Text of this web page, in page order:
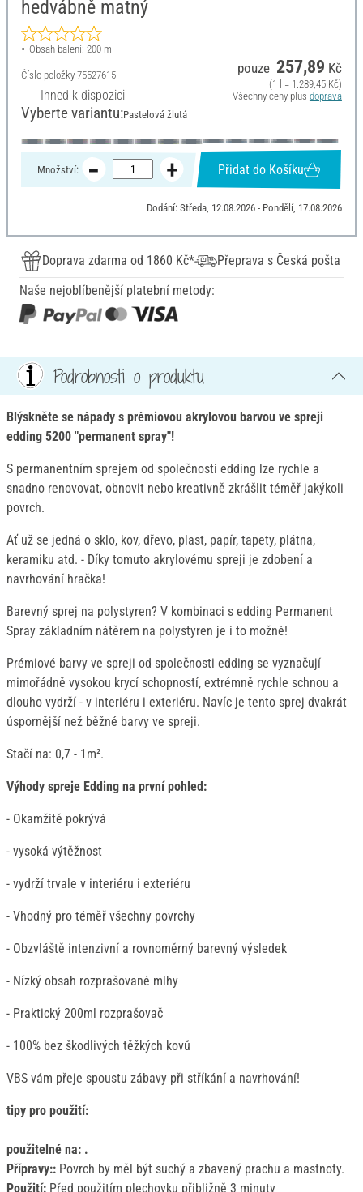
hedvábně matný
Obsah balení: 200 ml
Číslo položky 75527615
Ihned k dispozici
pouze 257,89 Kč
(1 l = 1.289,45 Kč)
Všechny ceny plus doprava
Vyberte variantu:Pastelová žlutá
Množství: Přidat do Košíku
Dodání: Středa, 12.08.2026 - Pondělí, 17.08.2026
Doprava zdarma od 1860 Kč*
Přeprava s Česká pošta
Naše nejoblíbenější platební metody:
Podrobnosti o produktu
Blýskněte se nápady s prémiovou akrylovou barvou ve spreji
edding 5200 "permanent spray"!
S permanentním sprejem od společnosti edding lze rychle a
snadno renovovat, obnovit nebo kreativně zkrášlit téměř jakýkoli
povrch.
Ať už se jedná o sklo, kov, dřevo, plast, papír, tapety, plátna,
keramiku atd. - Díky tomuto akrylovému spreji je zdobení a
navrhování hračka!
Barevný sprej na polystyren? V kombinaci s edding Permanent
Spray základním nátěrem na polystyren je i to možné!
Prémiové barvy ve spreji od společnosti edding se vyznačují
mimořádně vysokou krycí schopností, extrémně rychle schnou a
dlouho vydrží - v interiéru i exteriéru. Navíc je tento sprej dvakrát
úspornější než běžné barvy ve spreji.
Stačí na: 0,7 - 1m².
Výhody spreje Edding na první pohled:
- Okamžitě pokrývá
- vysoká výtěžnost
- vydrží trvale v interiéru i exteriéru
- Vhodný pro téměř všechny povrchy
- Obzvláště intenzivní a rovnoměrný barevný výsledek
- Nízký obsah rozprašované mlhy
- Praktický 200ml rozprašovač
- 100% bez škodlivých těžkých kovů
VBS vám přeje spoustu zábavy při stříkání a navrhování!
tipy pro použití:
použitelné na: .
Přípravy:: Povrch by měl být suchý a zbavený prachu a mastnoty.
Použití: Před použitím plechovku přibližně 3 minuty